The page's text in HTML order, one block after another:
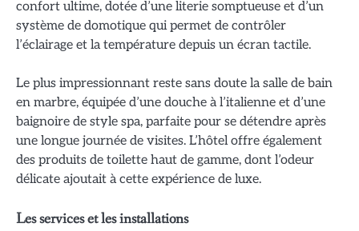
confort ultime, dotée d’une literie somptueuse et d’un
système de domotique qui permet de contrôler
l’éclairage et la température depuis un écran tactile.
Le plus impressionnant reste sans doute la salle de bain
en marbre, équipée d’une douche à l’italienne et d’une
baignoire de style spa, parfaite pour se détendre après
une longue journée de visites. L’hôtel offre également
des produits de toilette haut de gamme, dont l’odeur
délicate ajoutait à cette expérience de luxe.
Les services et les installations